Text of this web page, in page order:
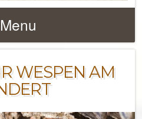
Menu
WESPEN AM